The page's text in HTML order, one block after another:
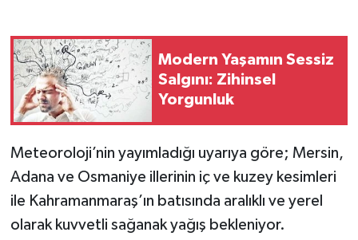
Modern Yaşamın Sessiz
Salgını: Zihinsel
Yorgunluk
Meteoroloji’nin yayımladığı uyarıya göre; Mersin,
Adana ve Osmaniye illerinin iç ve kuzey kesimleri
ile Kahramanmaraş’ın batısında aralıklı ve yerel
olarak kuvvetli sağanak yağış bekleniyor.
Sonsöz Özel
Spor
Vasıta